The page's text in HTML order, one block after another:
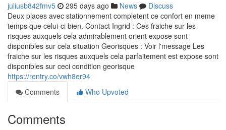
juliusb842fmv5 295 days ago News
Discuss
Deux places avec stationnement completent ce confort en meme
temps que celui-ci bien. Contact Ingrid : Ces fraiche sur les
risques auxquels cela admirablement orient expose sont
disponibles sur cela situation Georisques : Voir l'message Les
fraiche sur les risques auxquels cela parfaitement est expose sont
disponibles sur ceci condition georisque
https://rentry.co/vwh8er94
Comments
Who Upvoted
Comments